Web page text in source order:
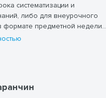
систематизации и
либо для внеурочного
формате предметной недели.
«Своя игра» с
и ответы по основным эрам
планеты.